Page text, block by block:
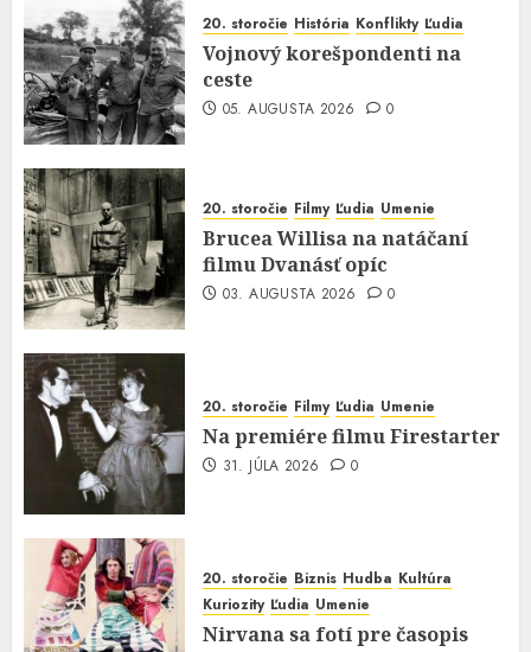
20. storočie História Konflikty Ľudia
Vojnový korešpondenti na
ceste
05. AUGUSTA 2026 0
20. storočie Filmy Ľudia Umenie
Brucea Willisa na natáčaní
filmu Dvanásť opíc
03. AUGUSTA 2026 0
20. storočie Filmy Ľudia Umenie
Na premiére filmu Firestarter
31. JÚLA 2026 0
20. storočie Biznis Hudba Kultúra
Kuriozity Ľudia Umenie
Nirvana sa fotí pre časopis